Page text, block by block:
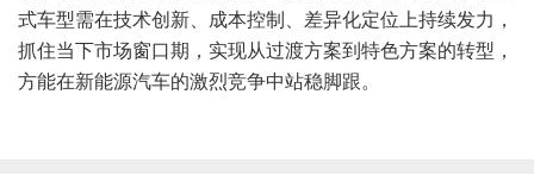
式车型需在技术创新、成本控制、差异化定位上持续发力，
抓住当下市场窗口期，实现从过渡方案到特色方案的转型，
方能在新能源汽车的激烈竞争中站稳脚跟。